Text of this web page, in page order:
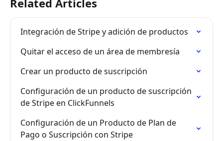
Related Articles
Integración de Stripe y adición de productos
Quitar el acceso de un área de membresía
Crear un producto de suscripción
Configuración de un producto de suscripción
de Stripe en ClickFunnels
Configuración de un Producto de Plan de
Pago o Suscripción con Stripe